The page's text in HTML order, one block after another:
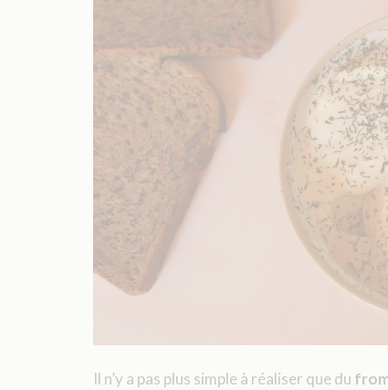
Il n’y a pas plus simple à réaliser que du